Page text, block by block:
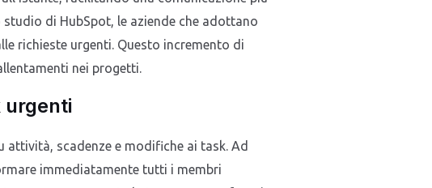
di HubSpot, le aziende che adottano
richieste urgenti. Questo incremento di
nei progetti.
urgenti
scadenze e modifiche ai task. Ad
immediatamente tutti i membri